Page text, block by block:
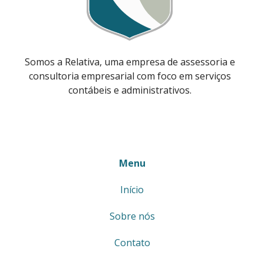
Somos a Relativa, uma empresa de assessoria e
consultoria empresarial com foco em serviços
contábeis e administrativos.
Menu
Início
Sobre nós
Contato